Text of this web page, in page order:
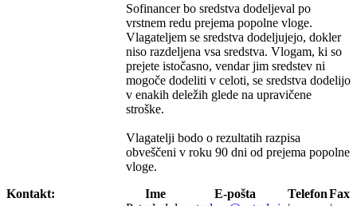
Sofinancer bo sredstva dodeljeval po
vrstnem redu prejema popolne vloge.
Vlagateljem se sredstva dodeljujejo, dokler
niso razdeljena vsa sredstva. Vlogam, ki so
prejete istočasno, vendar jim sredstev ni
mogoče dodeliti v celoti, se sredstva dodelijo
v enakih deležih glede na upravičene
stroške.
Vlagatelji bodo o rezultatih razpisa
obveščeni v roku 90 dni od prejema popolne
vloge.
Kontakt:
Ime E-pošta TelefonFax